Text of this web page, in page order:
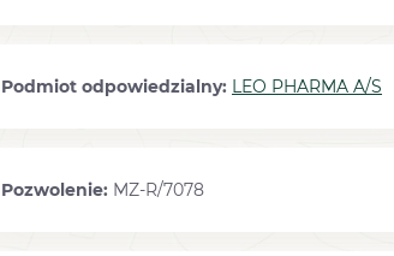
Podmiot odpowiedzialny: LEO PHARMA A/S
Pozwolenie: MZ-R/7078